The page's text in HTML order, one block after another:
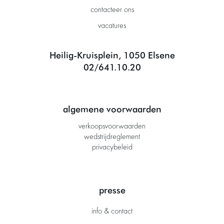
contacteer ons
vacatures
Heilig-Kruisplein, 1050 Elsene
02/641.10.20
algemene voorwaarden
verkoopsvoorwaarden
wedstrijdreglement
privacybeleid
presse
info & contact